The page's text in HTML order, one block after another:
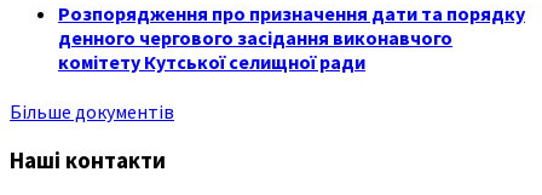
Розпорядження про призначення дати та порядку
денного чергового засідання виконавчого
комітету Кутської селищної ради
Більше документів
Наші контакти